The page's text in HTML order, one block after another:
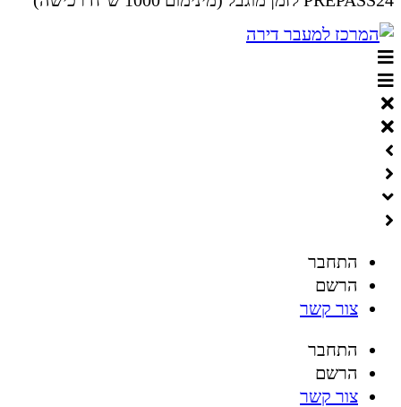
התחבר
הרשם
צור קשר
התחבר
הרשם
צור קשר